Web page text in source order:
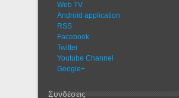
Web TV
Android application
RSS
Facebook
Twitter
Youtube Channel
Google+
Συνδέσεις